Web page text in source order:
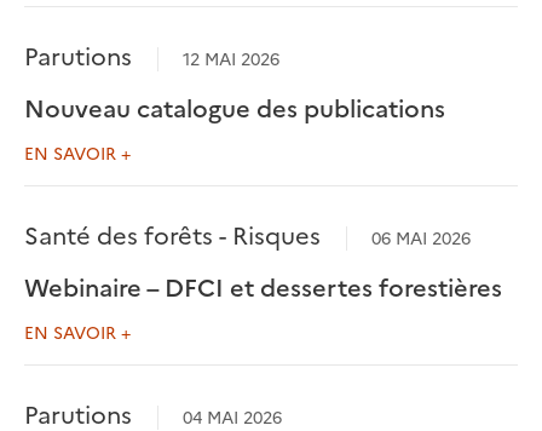
Parutions 12 MAI 2026
Nouveau catalogue des publications
EN SAVOIR +
Santé des forêts - Risques 06 MAI 2026
Webinaire – DFCI et dessertes forestières
EN SAVOIR +
Parutions 04 MAI 2026